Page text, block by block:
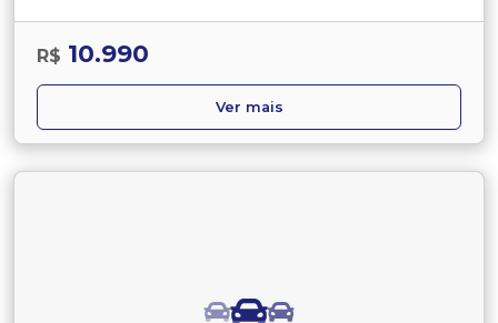
R$ 10.990
Ver mais